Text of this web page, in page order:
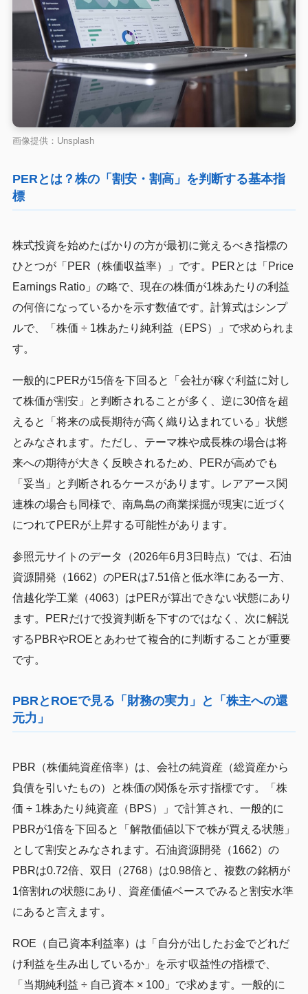
画像提供：Unsplash
PERとは？株の「割安・割高」を判断する基本指
標
株式投資を始めたばかりの方が最初に覚えるべき指標の
ひとつが「PER（株価収益率）」です。PERとは「Price
Earnings Ratio」の略で、現在の株価が1株あたりの利益
の何倍になっているかを示す数値です。計算式はシンプ
ルで、「株価 ÷ 1株あたり純利益（EPS）」で求められま
す。
一般的にPERが15倍を下回ると「会社が稼ぐ利益に対し
て株価が割安」と判断されることが多く、逆に30倍を超
えると「将来の成長期待が高く織り込まれている」状態
とみなされます。ただし、テーマ株や成長株の場合は将
来への期待が大きく反映されるため、PERが高めでも
「妥当」と判断されるケースがあります。レアアース関
連株の場合も同様で、南鳥島の商業採掘が現実に近づく
につれてPERが上昇する可能性があります。
参照元サイトのデータ（2026年6月3日時点）では、石油
資源開発（1662）のPERは7.51倍と低水準にある一方、
信越化学工業（4063）はPERが算出できない状態にあり
ます。PERだけで投資判断を下すのではなく、次に解説
するPBRやROEとあわせて複合的に判断することが重要
です。
PBRとROEで見る「財務の実力」と「株主への還
元力」
PBR（株価純資産倍率）は、会社の純資産（総資産から
負債を引いたもの）と株価の関係を示す指標です。「株
価 ÷ 1株あたり純資産（BPS）」で計算され、一般的に
PBRが1倍を下回ると「解散価値以下で株が買える状態」
として割安とみなされます。石油資源開発（1662）の
PBRは0.72倍、双日（2768）は0.98倍と、複数の銘柄が
1倍割れの状態にあり、資産価値ベースでみると割安水準
にあると言えます。
ROE（自己資本利益率）は「自分が出したお金でどれだ
け利益を生み出しているか」を示す収益性の指標で、
「当期純利益 ÷ 自己資本 × 100」で求めます。一般的に